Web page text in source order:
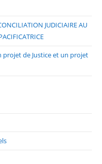
JUDICIAIRE AU
projet de Justice et un projet